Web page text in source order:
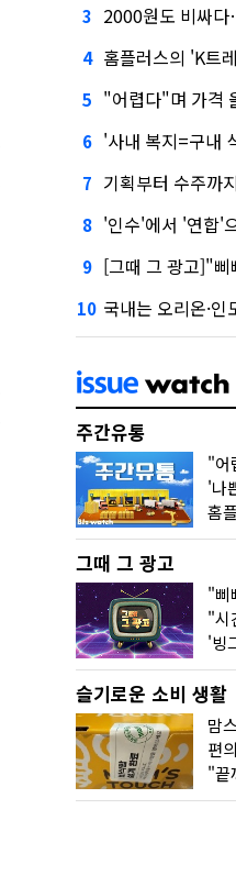
3 2000원도 비싸다…올리
4 홈플러스의 'K트레이
5 "어렵다"며 가격 올린
6 '사내 복지=구내 식당
7 기획부터 수주까지
8 '인수'에서 '연합'으로
9 [그때 그 광고]"삐삐리
10 국내는 오리온·인
주간유통
그때 그 광고
슬기로운 소비 생활